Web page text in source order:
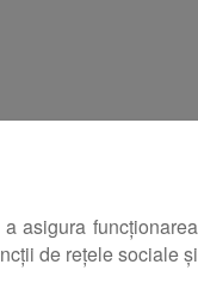
asigura funcționarea
de rețele sociale și